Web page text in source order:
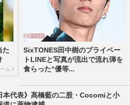
た
ム )
SixTONES田中樹のプライベー
トLINEと写真が流出で流れ弾を
食らった“優等...
本代表》髙橋藍の二股・Cocomiと小